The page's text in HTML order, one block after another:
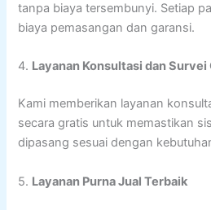
tanpa biaya tersembunyi. Setiap
biaya pemasangan dan garansi.
4. Layanan Konsultasi dan Survei
Kami memberikan layanan
secara gratis untuk memastikan
dipasang sesuai dengan
5. Layanan Purna Jual Terbaik